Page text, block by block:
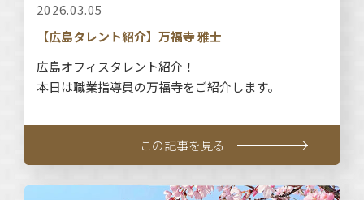
2026.03.05
【広島タレント紹介】万福寺 雅士
広島オフィスタレント紹介！
本日は職業指導員の万福寺をご紹介します。
この記事を見る